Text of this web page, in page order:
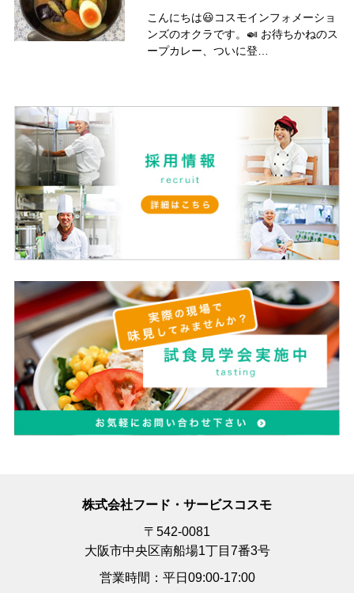
こんにちは😃コスモインフォメーショ
ンズのオクラです。🍛 お待ちかねのス
ープカレー、ついに登…
株式会社フード・サービスコスモ
〒542-0081
大阪市中央区南船場1丁目7番3号
営業時間：平日09:00-17:00